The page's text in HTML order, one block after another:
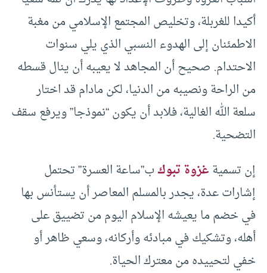
أكيدا للغربلة، وتخليص المجتمع الإسلامي من مغبة
الاطمئنان إلى الهدوء النسبي الذي يلي سنوات
الاحتدام. صحيح أن المجاهد لا يعيبه أن ينال قسطه
من الراحة ونصيبه من الدنيا، لكن مادام قد اختار
سلعة الله الغالية، فلابد أن يكون “نموذجا” ويرفع سقف
التضحية.
إن تسميةغزوة تبوكب”ساعة العسرة” تحتمل
إشارات عدة، يجدر بالمسلم المعاصر أن يستأنس بها
في خضم ما يعيشه الإسلام اليوم من تضييق على
أهله، وتشكيك في مبادئه وأركانه، وسعي ظاهر أو
خفي لتحييده من معترك الحياة.